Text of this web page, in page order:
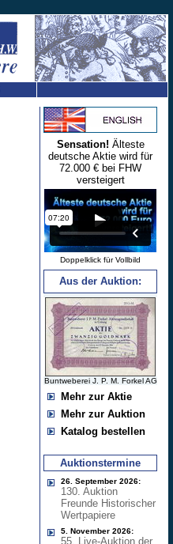
Sensation! Älteste
deutsche Aktie wird für
72.000 € bei FHW
versteigert
Doppelklick für Vollbild
Aus der Auktion:
Buntweberei J. P. M. Forkel AG
Mehr zur Aktie
Mehr zur Auktion
Katalog bestellen
Auktionstermine
26. September 2026:
130. Auktion
Freunde Historischer
Wertpapiere
5. November 2026:
55. Live-Auktion der